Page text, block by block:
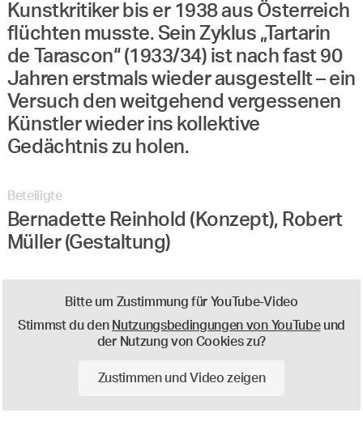
Kunstkritiker bis er 1938 aus Österreich
flüchten musste. Sein Zyklus „Tartarin
de Tarascon“ (1933/34) ist nach fast 90
Jahren erstmals wieder ausgestellt – ein
Versuch den weitgehend vergessenen
Künstler wieder ins kollektive
Gedächtnis zu holen.
Beteiligte
Bernadette Reinhold (Konzept), Robert
Müller (Gestaltung)
Bitte um Zustimmung für YouTube-Video
Stimmst du den Nutzungsbedingungen von YouTubeund
der Nutzung von Cookies zu?
Zustimmen und Video zeigen